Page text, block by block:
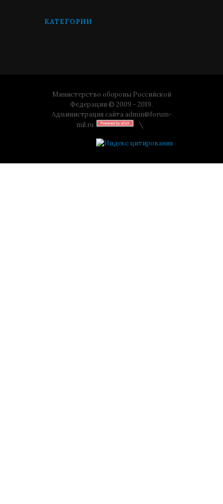
КАТЕГОРИИ
Министерство обороны Российской
Федерации © 2009 - 2019.
Администрация сайта admin@forum-
mil.ru